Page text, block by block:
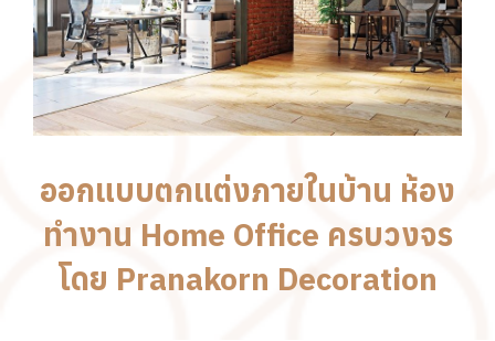
ออกแบบตกแต่งภายในบ้าน ห้อง
ทำงาน Home Office ครบวงจร
โดย Pranakorn Decoration